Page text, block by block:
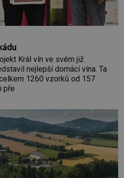
Král vín ve svém již
nejlepší domácí vína. Ta
1260 vzorků od 157
i pře